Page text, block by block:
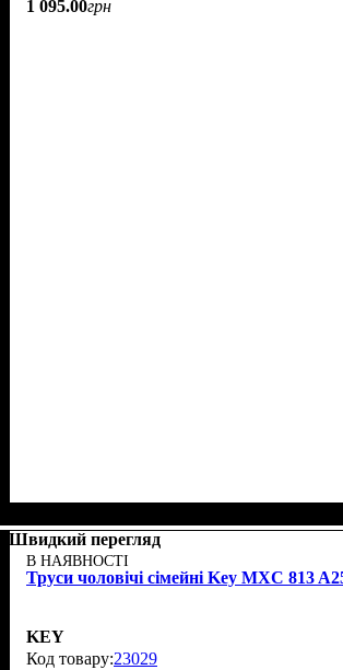
1 095.00грн
Швидкий перегляд
В НАЯВНОСТІ
Труси чоловічі сімейні Key MXC 813
KEY
23029